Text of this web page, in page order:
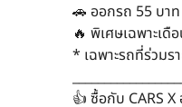
🚗 ออกรถ 55 บา
🔥 พิเศษเฉพาะเ
* เฉพาะรถที่ร่วมร
👍 ซื้อกับ CARS